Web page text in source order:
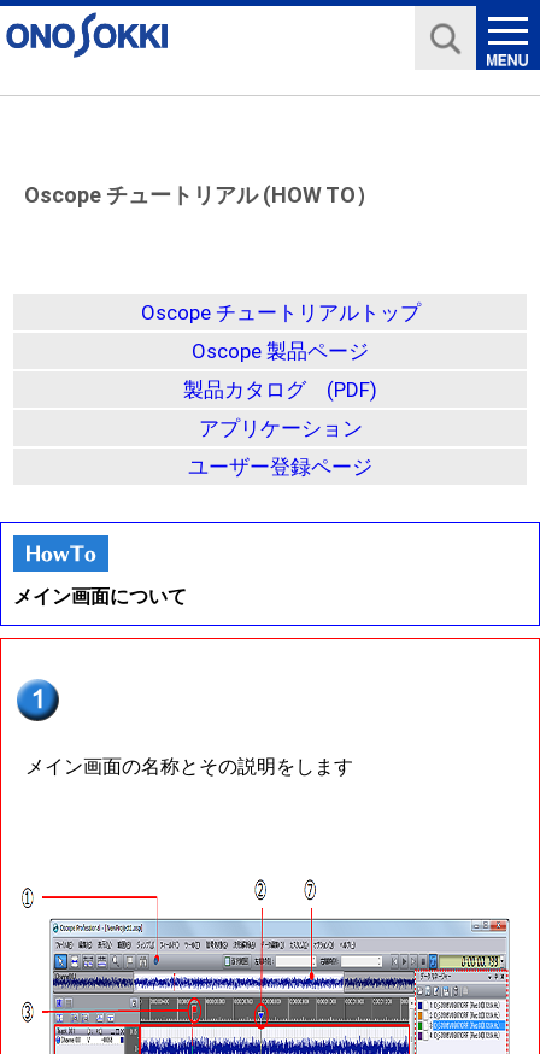
Oscope チュートリアル (HOW TO）
Oscope チュートリアルトップ
Oscope 製品ページ
製品カタログ (PDF)
アプリケーション
ユーザー登録ページ
メイン画面について
メイン画面の名称とその説明をします